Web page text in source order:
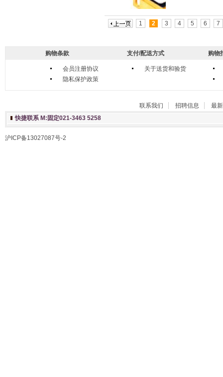
1 2 3 4 5 6 7
购物条款
会员注册协议
隐私保护政策
支付/配送方式
关于送货和验货
购物
联系我们 招聘信息
最
快捷联系 M:固定021-3463 5258
沪ICP备13027087号-2